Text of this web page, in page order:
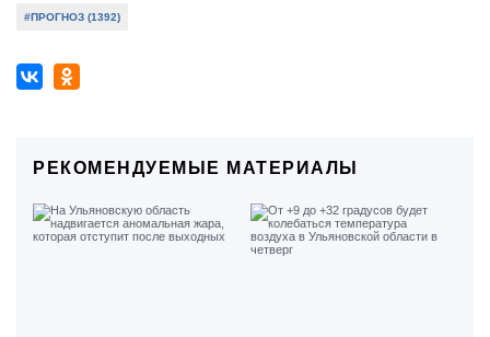
#ПРОГНОЗ (1392)
РЕКОМЕНДУЕМЫЕ МАТЕРИАЛЫ